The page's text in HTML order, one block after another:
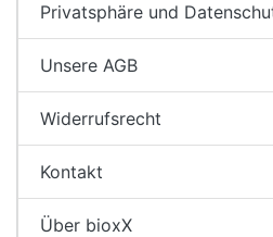
Privatsphäre und
Unsere AGB
Widerrufsrecht
Kontakt
Über bioxX